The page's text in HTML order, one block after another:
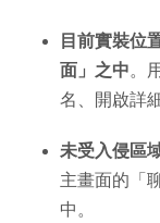
目前實裝位
面」之中。
名、開啟詳
未受入侵區
主畫面的「
中。